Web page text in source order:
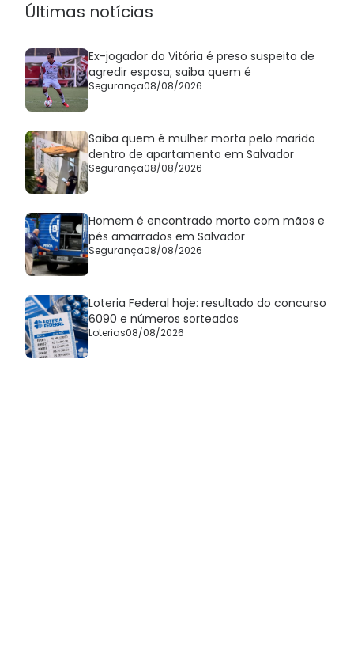
Últimas notícias
Ex-jogador do Vitória é preso suspeito de
agredir esposa; saiba quem é
Segurança08/08/2026
Saiba quem é mulher morta pelo marido
dentro de apartamento em Salvador
Segurança08/08/2026
Homem é encontrado morto com mãos e
pés amarrados em Salvador
Segurança08/08/2026
Loteria Federal hoje: resultado do concurso
6090 e números sorteados
Loterias08/08/2026